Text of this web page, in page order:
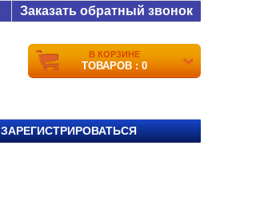
Заказать обратный звонок
В КОРЗИНЕ
ТОВАРОВ : 0
ЗАРЕГИСТРИРОВАТЬСЯ